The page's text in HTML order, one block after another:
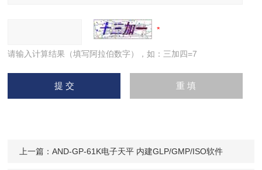
请输入计算结果（填写阿拉伯数字），如：三加四=7
上一篇：AND-GP-61K电子天平 内建GLP/GMP/ISO软件